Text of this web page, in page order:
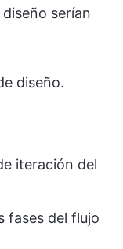
serían
diseño.
iteración del
fases del flujo